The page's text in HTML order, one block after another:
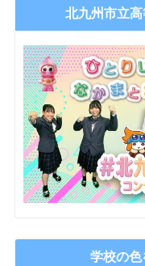
北九州市立
学校の色